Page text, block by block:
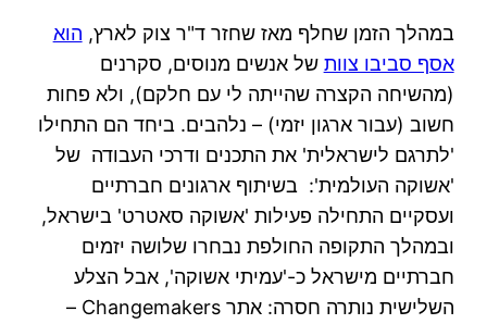
במהלך הזמן שחלף מאז שחזר ד"ר צוק לארץ, הוא
אסף סביבו צוות של אנשים מנוסים, סקרנים
(מהשיחה הקצרה שהייתה לי עם חלקם), ולא פחות
חשוב (עבור ארגון יזמי) – נלהבים. ביחד הם התחילו
'לתרגם לישראלית' את התכנים ודרכי העבודה של
'אשוקה העולמית': בשיתוף ארגונים חברתיים
ועסקיים התחילה פעילות 'אשוקה סאטרט' בישראל,
ובמהלך התקופה החולפת נבחרו שלושה יזמים
חברתיים מישראל כ-'עמיתי אשוקה', אבל הצלע
השלישית נותרה חסרה: אתר Changemakers –